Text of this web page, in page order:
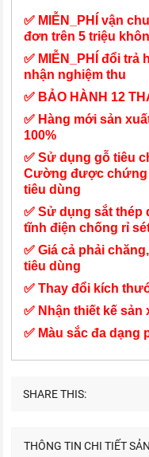
✅ MIỄN_PHÍ vận
đơn trên 5 triệu
✅ MIỄN_PHÍ đổi
nhận nghiệm thu
✅ BẢO HÀNH 12
✅ Hàng mới sản
100%
✅ Sử dụng gỗ tiêu
Cường được chứng
tiêu dùng
✅ Sử dụng sắt thép
tĩnh điện chống rỉ
✅ Giá cả phải
tiêu dùng
✅ Thay đổi kích
✅ Nhận thiết kế
✅ Màu sắc đa dạng
SHARE THIS:
THÔNG TIN CHI TIẾT